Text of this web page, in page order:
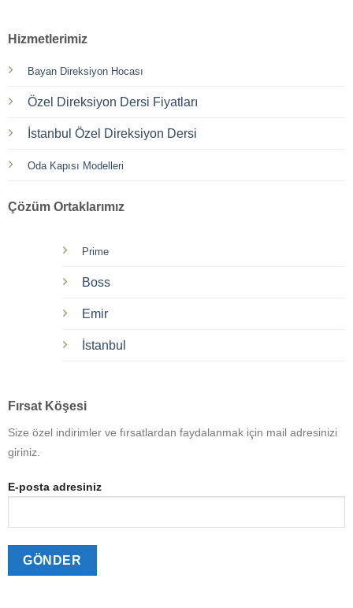
Hizmetlerimiz
Bayan Direksiyon Hocası
Özel Direksiyon Dersi Fiyatları
İstanbul Özel Direksiyon Dersi
Oda Kapısı Modelleri
Çözüm Ortaklarımız
Prime
Boss
Emir
İstanbul
Fırsat Köşesi
Size özel indirimler ve fırsatlardan faydalanmak için mail adresinizi
giriniz.
E-posta adresiniz